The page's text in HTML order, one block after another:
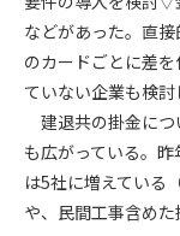
などがあった。直
のカードごとに差
ていない企業も検討
建退共の掛金につ
も広がっている。
は5社に増えている
や、民間工事含めた
1. 会員は申込の
用および管理
2. 会員は、自己
その他形態を問
ん。
3. 会員は、IDお
第三者（他の会
を負うものとし